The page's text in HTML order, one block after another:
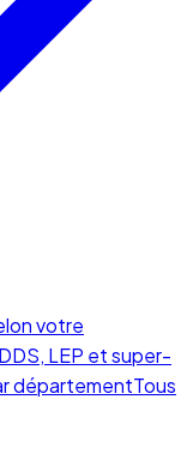
votre
LEP et super-
départementTous